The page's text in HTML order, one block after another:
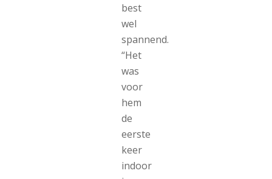
best
wel
spannend.
“Het
was
voor
hem
de
eerste
keer
indoor